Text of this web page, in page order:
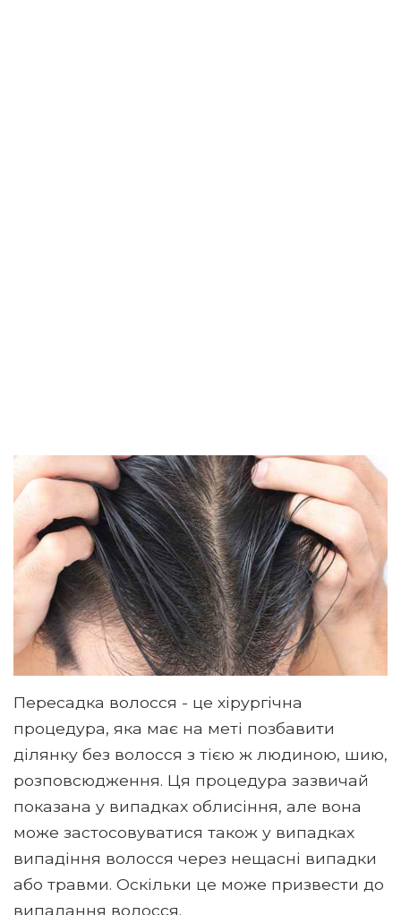
Пересадка волосся - це хірургічна
процедура, яка має на меті позбавити
ділянку без волосся з тією ж людиною, шию,
розповсюдження. Ця процедура зазвичай
показана у випадках облисіння, але вона
може застосовуватися також у випадках
випадіння волосся через нещасні випадки
або травми. Оскільки це може призвести до
випадання волосся.